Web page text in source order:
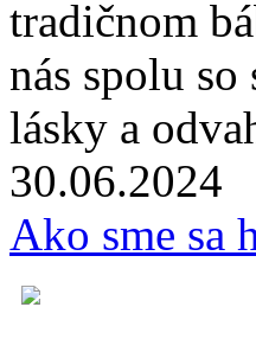
tradičnom
nás spolu
lásky a
30.06.2024
Ako sme sa